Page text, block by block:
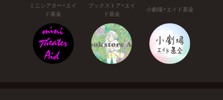
ミニシアター・エイ
ド基金
ブックストア・エイ
ド基金
小劇場・エイド基金